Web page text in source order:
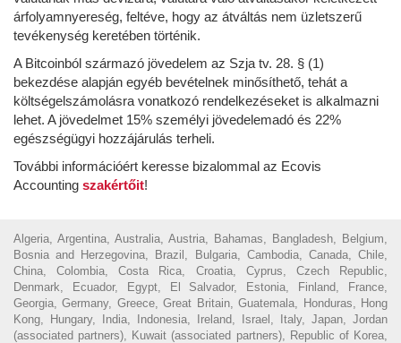
árfolyamnyereség, feltéve, hogy az átváltás nem üzletszerű
tevékenység keretében történik.
A Bitcoinból származó jövedelem az Szja tv. 28. § (1)
bekezdése alapján egyéb bevételnek minősíthető, tehát a
költségelszámolásra vonatkozó rendelkezéseket is alkalmazni
lehet. A jövedelmet 15% személyi jövedelemadó és 22%
egészségügyi hozzájárulás terheli.
További információért keresse bizalommal az Ecovis
Accounting szakértőit!
Algeria, Argentina, Australia, Austria, Bahamas, Bangladesh, Belgium,
Bosnia and Herzegovina, Brazil, Bulgaria, Cambodia, Canada, Chile,
China, Colombia, Costa Rica, Croatia, Cyprus, Czech Republic,
Denmark, Ecuador, Egypt, El Salvador, Estonia, Finland, France,
Georgia, Germany, Greece, Great Britain, Guatemala, Honduras, Hong
Kong, Hungary, India, Indonesia, Ireland, Israel, Italy, Japan, Jordan
(associated partners), Kuwait (associated partners), Republic of Korea,